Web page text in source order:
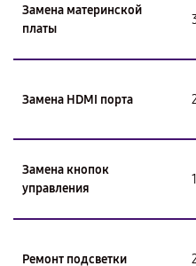
Замена материнской
платы
Замена HDMI порта
Замена кнопок
управления
Ремонт подсветки